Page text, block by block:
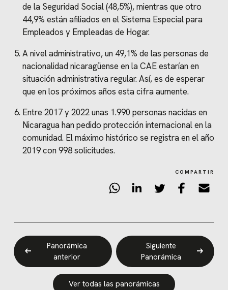
de la Seguridad Social (48,5%), mientras que otro
44,9% están afiliados en el Sistema Especial para
Empleados y Empleadas de Hogar.
A nivel administrativo, un 49,1% de las personas de
nacionalidad nicaragüense en la CAE estarían en
situación administrativa regular. Así, es de esperar
que en los próximos años esta cifra aumente.
Entre 2017 y 2022 unas 1.990 personas nacidas en
Nicaragua han pedido protección internacional en la
comunidad. El máximo histórico se registra en el año
2019 con 998 solicitudes.
COMPARTIR
Panorámica
anterior
Siguiente
Panorámica
Ver todas las panorámicas